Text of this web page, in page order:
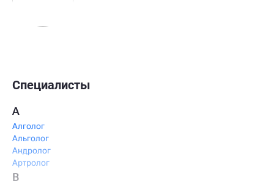
Специалисты
А
Алголог
Альголог
Андролог
Артролог
В